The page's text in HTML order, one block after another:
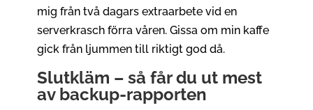
mig från två dagars extraarbete vid en
serverkrasch förra våren. Gissa om min kaffe
gick från ljummen till riktigt god då.
Slutkläm – så får du ut mest
av backup-rapporten